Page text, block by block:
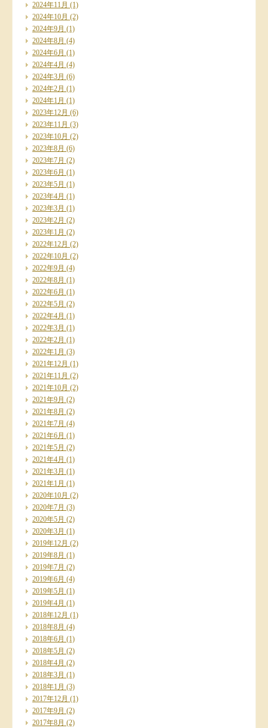
2024年11月 (1)
2024年10月 (2)
2024年9月 (1)
2024年8月 (4)
2024年6月 (1)
2024年4月 (4)
2024年3月 (6)
2024年2月 (1)
2024年1月 (1)
2023年12月 (6)
2023年11月 (3)
2023年10月 (2)
2023年8月 (6)
2023年7月 (2)
2023年6月 (1)
2023年5月 (1)
2023年4月 (1)
2023年3月 (1)
2023年2月 (2)
2023年1月 (2)
2022年12月 (2)
2022年10月 (2)
2022年9月 (4)
2022年8月 (1)
2022年6月 (1)
2022年5月 (2)
2022年4月 (1)
2022年3月 (1)
2022年2月 (1)
2022年1月 (3)
2021年12月 (1)
2021年11月 (2)
2021年10月 (2)
2021年9月 (2)
2021年8月 (2)
2021年7月 (4)
2021年6月 (1)
2021年5月 (2)
2021年4月 (1)
2021年3月 (1)
2021年1月 (1)
2020年10月 (2)
2020年7月 (3)
2020年5月 (2)
2020年3月 (1)
2019年12月 (2)
2019年8月 (1)
2019年7月 (2)
2019年6月 (4)
2019年5月 (1)
2019年4月 (1)
2018年12月 (1)
2018年8月 (4)
2018年6月 (1)
2018年5月 (2)
2018年4月 (2)
2018年3月 (1)
2018年1月 (3)
2017年12月 (1)
2017年9月 (2)
2017年8月 (2)